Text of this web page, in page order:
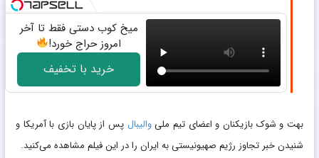
میخ کوب دستی فقط تا آخر
امروز حراج خورد!
خرید با تخفیف
بهت و شوک بازیکنان و اعضای تیم ملیوالیبال پس از پایان بازی با آمریکا و
شنیدن خبر تجاوز رژیم صهیونیستی به ایران را در این فیلم مشاهده می‌کنید.